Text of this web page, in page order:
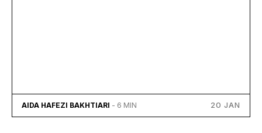
AIDA HAFEZI BAKHTIARI - 6 MIN 20 JAN